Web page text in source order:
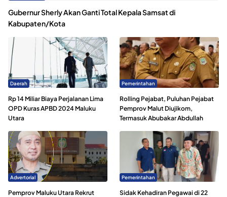
Gubernur Sherly Akan Ganti Total Kepala Samsat di
Kabupaten/Kota
Daerah
Rp 14 Miliar Biaya Perjalanan Lima
OPD Kuras APBD 2024 Maluku
Utara
Pemerintahan
Rolling Pejabat, Puluhan Pejabat
Pemprov Malut Diujikom,
Termasuk Abubakar Abdullah
Advertorial
Pemprov Maluku Utara Rekrut
Pemerintahan
Sidak Kehadiran Pegawai di 22